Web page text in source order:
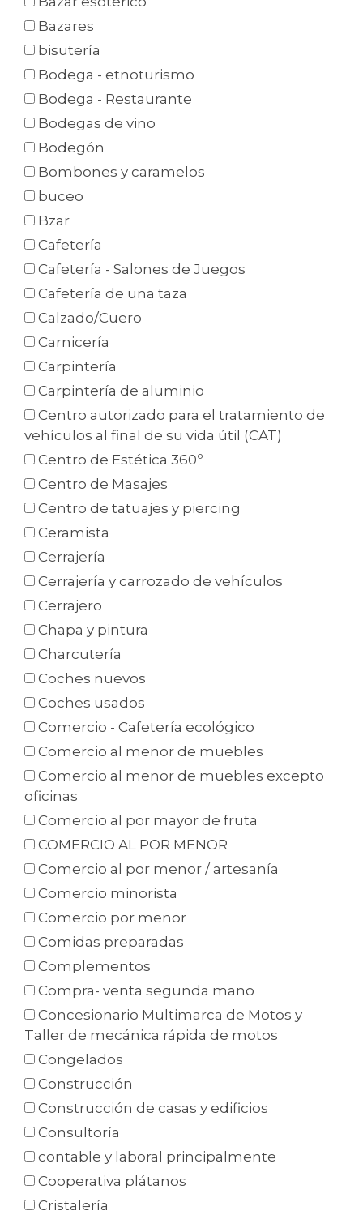
Bazares
bisutería
Bodega - etnoturismo
Bodega - Restaurante
Bodegas de vino
Bodegón
Bombones y caramelos
buceo
Bzar
Cafetería
Cafetería - Salones de Juegos
Cafetería de una taza
Calzado/Cuero
Carnicería
Carpintería
Carpintería de aluminio
Centro autorizado para el tratamiento de
vehículos al final de su vida útil (CAT)
Centro de Estética 360º
Centro de Masajes
Centro de tatuajes y piercing
Ceramista
Cerrajería
Cerrajería y carrozado de vehículos
Cerrajero
Chapa y pintura
Charcutería
Coches nuevos
Coches usados
Comercio - Cafetería ecológico
Comercio al menor de muebles
Comercio al menor de muebles excepto
oficinas
Comercio al por mayor de fruta
COMERCIO AL POR MENOR
Comercio al por menor / artesanía
Comercio minorista
Comercio por menor
Comidas preparadas
Complementos
Compra- venta segunda mano
Concesionario Multimarca de Motos y
Taller de mecánica rápida de motos
Congelados
Construcción
Construcción de casas y edificios
Consultoría
contable y laboral principalmente
Cooperativa plátanos
Cristalería